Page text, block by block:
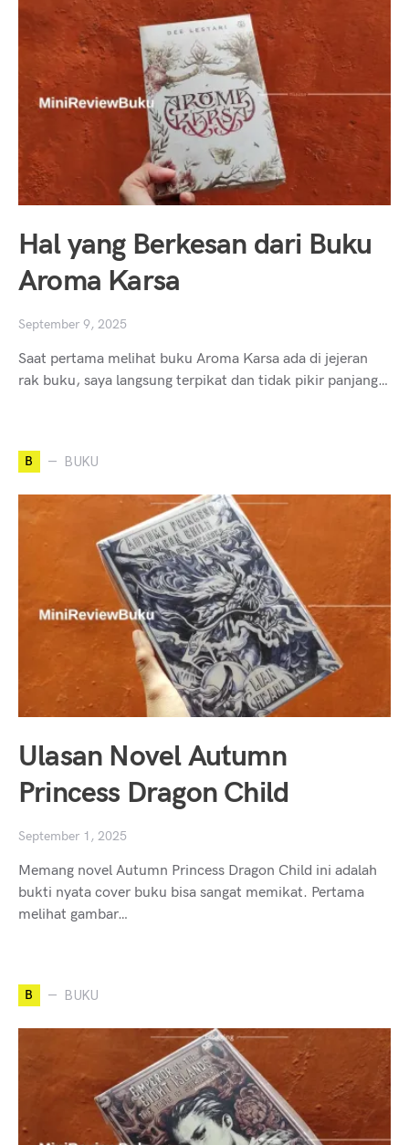
Hal yang Berkesan dari Buku
Aroma Karsa
September 9, 2025
Saat pertama melihat buku Aroma Karsa ada di jejeran
rak buku, saya langsung terpikat dan tidak pikir panjang…
B BUKU
Ulasan Novel Autumn
Princess Dragon Child
September 1, 2025
Memang novel Autumn Princess Dragon Child ini adalah
bukti nyata cover buku bisa sangat memikat. Pertama
melihat gambar…
B BUKU